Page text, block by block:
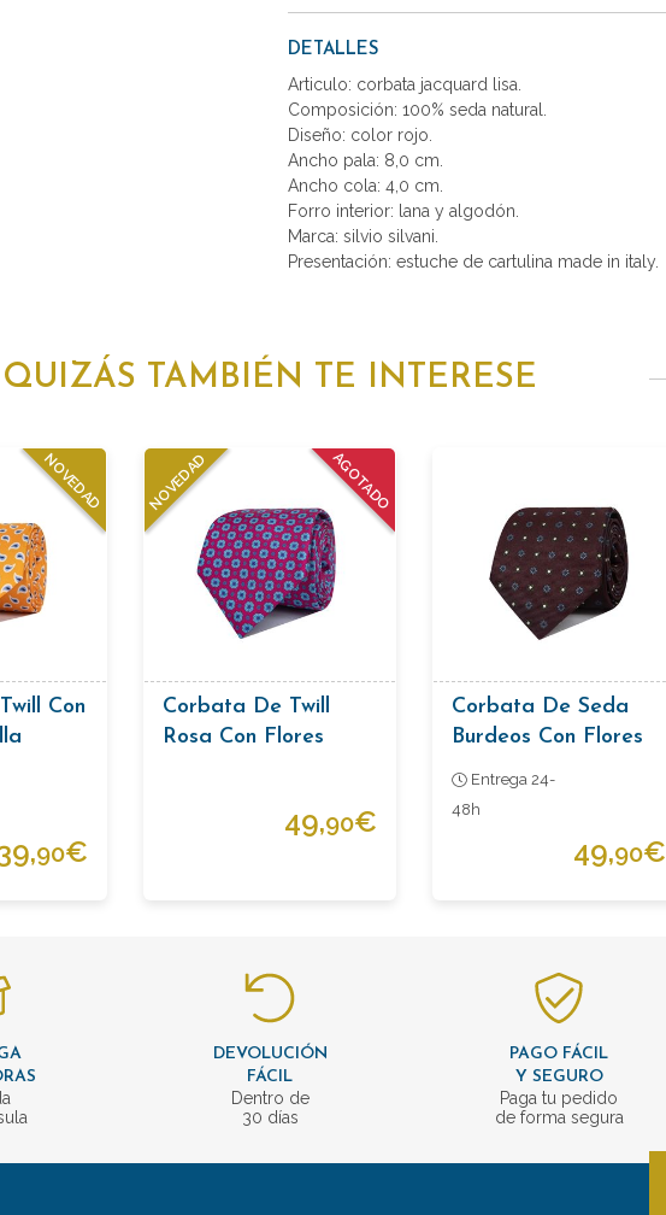
DETALLES
Articulo: corbata jacquard lisa.
Composición: 100% seda natural.
Diseño: color rojo.
Ancho pala: 8,0 cm.
Ancho cola: 4,0 cm.
Forro interior: lana y algodón.
Marca: silvio silvani.
Presentación: estuche de cartulina made in italy.
QUIZÁS TAMBIÉN TE INTERESE
NOVEDAD
Con
90€
AGOTADO
NOVEDAD
Corbata De Twill
Rosa Con Flores
49,90€
Corbata De Seda
Burdeos Con Flores
Entrega 24-
48h
49,90€
DEVOLUCIÓN
FÁCIL
Dentro de
30 días
PAGO FÁCIL
Y SEGURO
Paga tu pedido
de forma segura